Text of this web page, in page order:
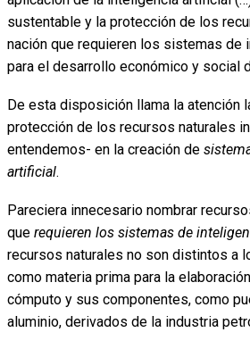
sustentable y la protección de los
nación que requieren los sistemas de
para el desarrollo económico y social
De esta disposición llama la atención
protección de los recursos naturales
entendemos- en la creación de
artificial.
Pareciera innecesario nombrar
que requieren los sistemas de
recursos naturales no son distintos a
como materia prima para la
cómputo y sus componentes, como
aluminio, derivados de la industria